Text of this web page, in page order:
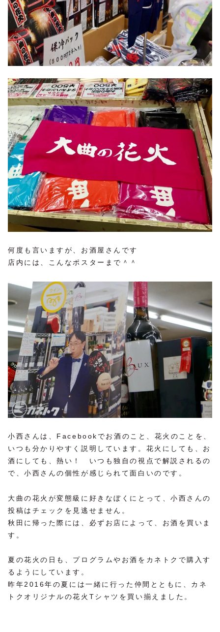
何度も言いますが、お酒屋さんです
店内には、こんなポスターまで＾＾
小西さんは、Facebookでお酒のこと、花火のことを、
いつも分かりやすく説明しています。花火にしても、お
酒にしても、熱い！ いつも独自の視点で解説されるの
で、小西さんの個性が感じられて面白いのです。
大曲の花火が変態級に好きなぼくにとって、小西さんの
投稿はチェックを見逃せません。
秋田に帰った際には、必ずお店によって、お酒を買いま
す。
夏の花火の日も、プログラムやお酒をカネトクで購入す
るようにしています。
昨年2016年の夏には一緒に行った仲間とともに、カネ
トクオリジナルの花火Tシャツを買い揃えました。